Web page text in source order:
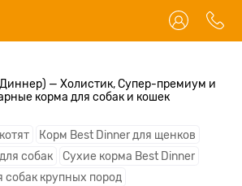
Диннер) — Холистик, Супер-премиум и
корма для собак и кошек
Корм Best Dinner для щенков
собак
Сухие корма Best Dinner
собак крупных пород